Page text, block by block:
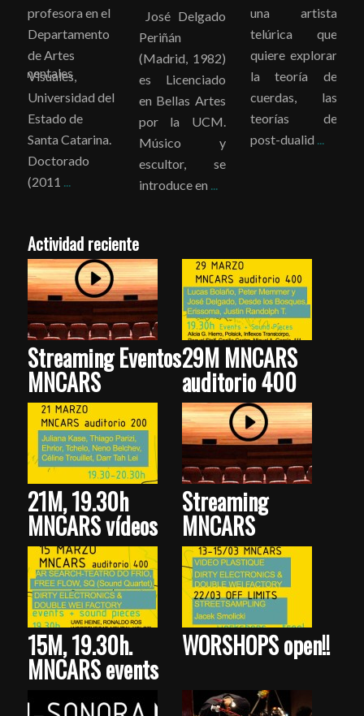
profesora en el
Departamento
de Artes
Visuales,
Universidad del
Estado de
Santa Catarina.
Doctorado
(2011 ...
José Delgado
Periñán
(Madrid, 1982)
es Licenciado
en Bellas Artes
por la UCM.
Músico y
escultor, se
introduce en ...
una artista
telúrica que
quiere explorar
la teoría de
cuerdas, las
teorías de
post-dualid ...
Actividad reciente
Streaming Eventos
MNCARS
29M MNCARS
auditorio 400
21M, 19.30h
MNCARS vídeos
Streaming
MNCARS
15M, 19.30h.
MNCARS events
WORSHOPS open!!